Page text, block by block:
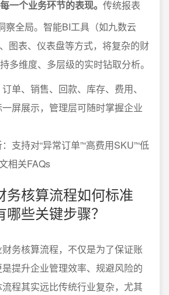
一个业务环节的表现。 传统报表
察全局。智能BI工具（如九数云
图表、仪表盘等方式，将复杂的财
多维度、多层级的实时钻取分析。
单、销售、回款、库存、费用、
屏展示，管理层可随时掌握企业
支持对“异常订单”“高费用SKU”“低
相关FAQs
务核算流程如何标准
些关键步骤？
务核算流程，不仅是为了保证账
提升企业管理效率、规避风险的
程其实远比传统行业复杂，尤其